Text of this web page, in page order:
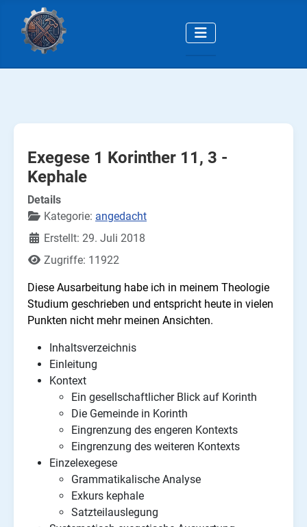
Exegese 1 Korinther 11, 3 -
Kephale
Details
Kategorie: angedacht
Erstellt: 29. Juli 2018
Zugriffe: 11922
Diese Ausarbeitung habe ich in meinem Theologie
Studium geschrieben und entspricht heute in vielen
Punkten nicht mehr meinen Ansichten.
Inhaltsverzeichnis
Einleitung
Kontext
Ein gesellschaftlicher Blick auf Korinth
Die Gemeinde in Korinth
Eingrenzung des engeren Kontexts
Eingrenzung des weiteren Kontexts
Einzelexegese
Grammatikalische Analyse
Exkurs kephale
Satzteilauslegung